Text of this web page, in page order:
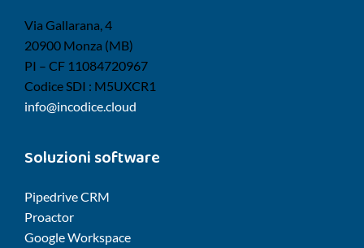
Via Gallarana, 4
20900 Monza (MB)
PI – CF 11084720967
Codice SDI : M5UXCR1
info@incodice.cloud
Soluzioni software
Pipedrive CRM
Proactor
Google Workspace